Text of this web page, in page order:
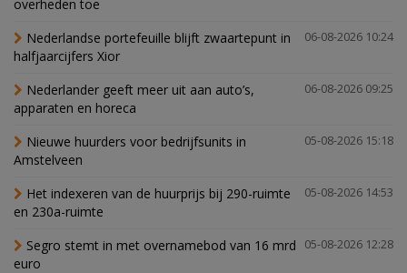
overheden toe
06-08-2026 10:24
Nederlandse portefeuille blijft zwaartepunt in
halfjaarcijfers Xior
06-08-2026 09:25
Nederlander geeft meer uit aan auto’s,
apparaten en horeca
05-08-2026 15:18
Nieuwe huurders voor bedrijfsunits in
Amstelveen
05-08-2026 14:53
Het indexeren van de huurprijs bij 290-ruimte
en 230a-ruimte
05-08-2026 12:28
Segro stemt in met overnamebod van 16 mrd
euro